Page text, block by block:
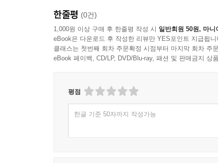
한줄평 (0건)
1,000원 이상 구매 후 한줄평 작성 시 일반회원 50원, 마니
eBook은 다운로드 후 작성한 리뷰만 YES포인트 지급됩니
클래스는 첫번째 회차 주문확정 시점부터 마지막 회차 주
eBook 페이백, CD/LP, DVD/Blu-ray, 패션 및 판매금지 상
평점
한글 기준 50자까지 작성가능